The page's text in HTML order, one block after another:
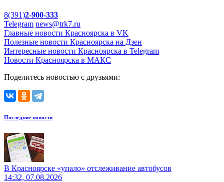
8(391)2-900-333
Telegram news@trk7.ru
Главные новости Красноярска в VK
Полезные новости Красноярска на Дзен
Интересные новости Красноярска в Telegram
Новости Красноярска в МАКС
Поделитесь новостью с друзьями:
Последние новости
В Красноярске «упало» отслеживание автобусов
14:32, 07.08.2026